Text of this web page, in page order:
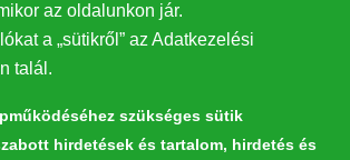
legfrissebb híreinkről, eseményeinkről!
az oldalunkon jár.
a „sütikről” az Adatkezelési
talál.
szükséges sütik
hirdetések és tartalom, hirdetés és